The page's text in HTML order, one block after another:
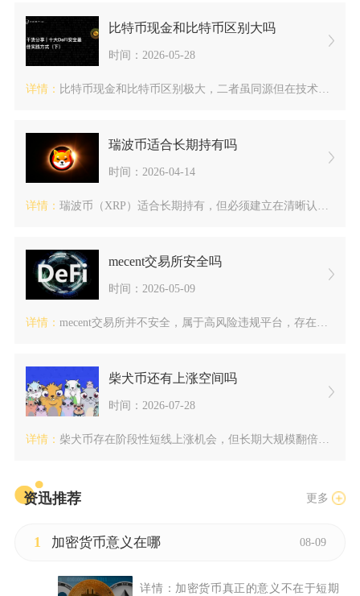
比特币现金和比特币区别大吗
时间：2026-05-28
详情： 比特币现金和比特币区别极大，二者虽同源但在技术路线、网络性能...
瑞波币适合长期持有吗
时间：2026-04-14
详情： 瑞波币（XRP）适合长期持有，但必须建立在清晰认知其价值逻辑...
mecent交易所安全吗
时间：2026-05-09
详情： mecent交易所并不安全，属于高风险违规平台，存在严重的合...
柴犬币还有上涨空间吗
时间：2026-07-28
详情： 柴犬币存在阶段性短线上涨机会，但长期大规模翻倍上涨空间被天量...
资迅推荐 更多
1 加密货币意义在哪 08-09
详情： 加密货币真正的意义不在于短期